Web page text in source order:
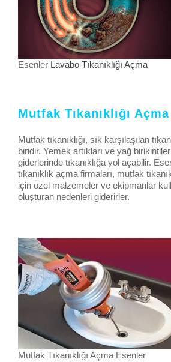
Esenler Lavabo Tıkanıklığı Açma
Mutfak Tıkanıklığı
Mutfak tıkanıklığı, sık karşılaşılan
biridir. Yemek artıkları ve yağ
giderlerinde tıkanıklığa yol açabilir.
tıkanıklık açma firmaları, mutfak
için özel malzemeler ve ekipmanlar
oluşturan nedenleri giderirler.
Mutfak Tıkanıklığı Açma Esenler